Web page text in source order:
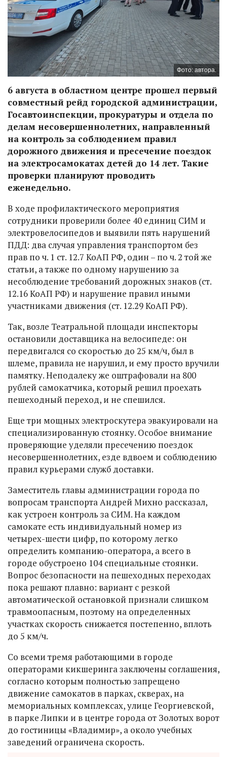
Фото: автора.
6 августа в областном центре прошел первый
совместный рейд городской администрации,
Госавтоинспекции, прокуратуры и отдела по
делам несовершеннолетних, направленный
на контроль за соблюдением правил
дорожного движения и пресечение поездок
на электросамокатах детей до 14 лет. Такие
проверки планируют проводить
еженедельно.
В ходе профилактического мероприятия
сотрудники проверили более 40 единиц СИМ и
электровелосипедов и выявили пять нарушений
ПДД: два случая управления транспортом без
прав по ч. 1 ст. 12.7 КоАП РФ, один – по ч. 2 той же
статьи, а также по одному нарушению за
несоблюдение требований дорожных знаков (ст.
12.16 КоАП РФ) и нарушение правил иными
участниками движения (ст. 12.29 КоАП РФ).
Так, возле Театральной площади инспекторы
остановили доставщика на велосипеде: он
передвигался со скоростью до 25 км/ч, был в
шлеме, правила не нарушил, и ему просто вручили
памятку. Неподалеку же оштрафовали на 800
рублей самокатчика, который решил проехать
пешеходный переход, и не спешился.
Еще три мощных электроскутера эвакуировали на
специализированную стоянку. Особое внимание
проверяющие уделяли пресечению поездок
несовершеннолетних, езде вдвоем и соблюдению
правил курьерами служб доставки.
Заместитель главы администрации города по
вопросам транспорта Андрей Михно рассказал,
как устроен контроль за СИМ. На каждом
самокате есть индивидуальный номер из
четырех-шести цифр, по которому легко
определить компанию-оператора, а всего в
городе обустроено 104 специальные стоянки.
Вопрос безопасности на пешеходных переходах
пока решают плавно: вариант с резкой
автоматической остановкой признали слишком
травмоопасным, поэтому на определенных
участках скорость снижается постепенно, вплоть
до 5 км/ч.
Со всеми тремя работающими в городе
операторами кикшеринга заключены соглашения,
согласно которым полностью запрещено
движение самокатов в парках, скверах, на
мемориальных комплексах, улице Георгиевской,
в парке Липки и в центре города от Золотых ворот
до гостиницы «Владимир», а около учебных
заведений ограничена скорость.